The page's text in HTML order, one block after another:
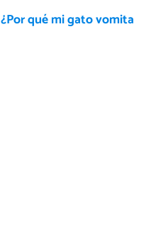
¿Por qué mi gato vomita